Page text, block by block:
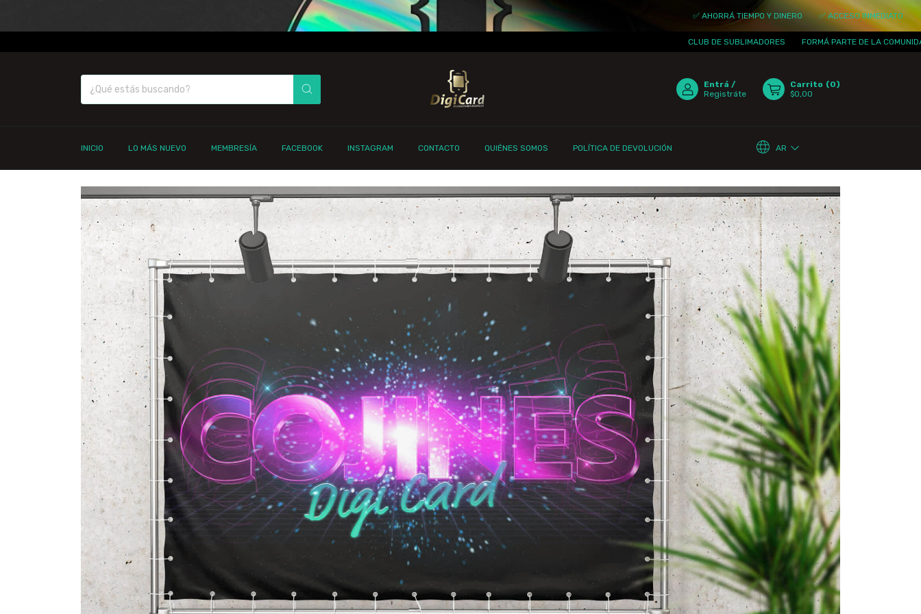
✅ AHORRÁ TIEMPO Y DINERO ✅ ACCESO INMEDIATO ✅
CLUB DE SUBLIMADORES FORMÁ PARTE DE LA COMUNIDAD ¡TE
Entrá /
Registráte
Carrito (0)
$0,00
INICIO LO MÁS NUEVO MEMBRESÍA FACEBOOK INSTAGRAM CONTACTO QUIÉNES SOMOS POLÍTICA DE DEVOLUCIÓN AR